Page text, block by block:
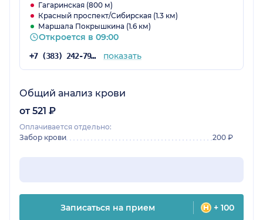
Гагаринская (800 м)
Красный проспект/Сибирская (1.3 км)
Маршала Покрышкина (1.6 км)
Откроется в 09:00
+7 (383) 242-79-57 показать
Общий анализ крови
от 521 ₽
Оплачивается отдельно:
Забор крови
200 ₽
Записаться на прием + 100